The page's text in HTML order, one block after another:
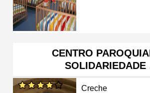
CENTRO
Creche